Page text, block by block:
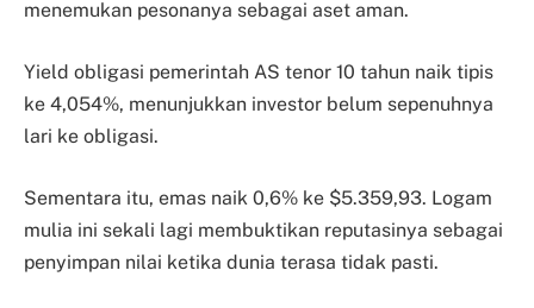
menemukan pesonanya sebagai aset aman.
Yield obligasi pemerintah AS tenor 10 tahun naik tipis
ke 4,054%, menunjukkan investor belum sepenuhnya
lari ke obligasi.
Sementara itu, emas naik 0,6% ke $5.359,93. Logam
mulia ini sekali lagi membuktikan reputasinya sebagai
penyimpan nilai ketika dunia terasa tidak pasti.